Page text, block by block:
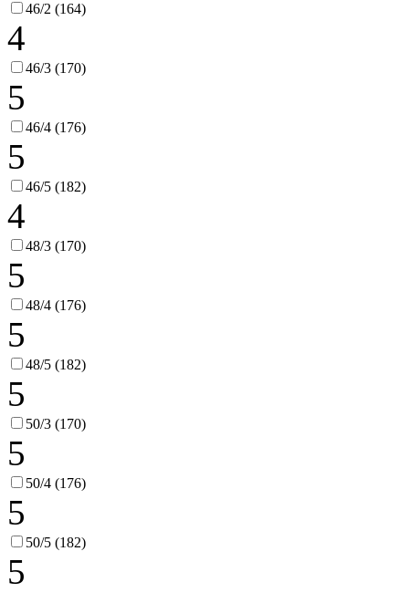
46/2 (164)
4
46/3 (170)
5
46/4 (176)
5
46/5 (182)
4
48/3 (170)
5
48/4 (176)
5
48/5 (182)
5
50/3 (170)
5
50/4 (176)
5
50/5 (182)
5